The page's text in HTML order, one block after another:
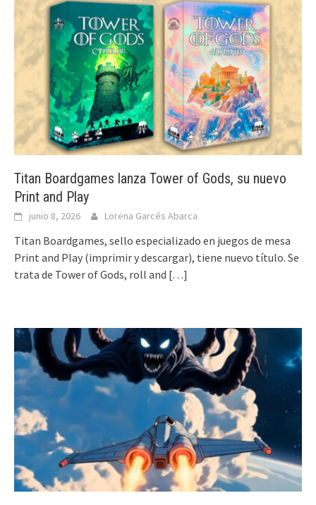
Titan Boardgames lanza Tower of Gods, su nuevo
Print and Play
junio 8, 2026 Lorena Garcés Abarca
Titan Boardgames, sello especializado en juegos de mesa
Print and Play (imprimir y descargar), tiene nuevo título. Se
trata de Tower of Gods, roll and […]